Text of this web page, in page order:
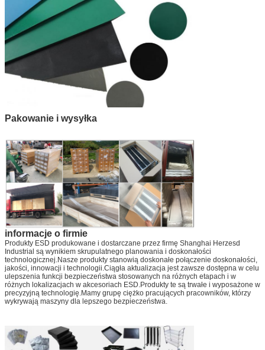
Pakowanie i wysyłka
informacje o firmie
Produkty ESD produkowane i dostarczane przez firmę Shanghai Herzesd
Industrial są wynikiem skrupulatnego planowania i doskonałości
technologicznej.Nasze produkty stanowią doskonałe połączenie doskonałości,
jakości, innowacji i technologii.Ciągła aktualizacja jest zawsze dostępna w celu
ulepszenia funkcji bezpieczeństwa stosowanych na różnych etapach i w
różnych lokalizacjach w akcesoriach ESD.Produkty te są trwałe i wyposażone w
precyzyjną technologię.Mamy grupę ciężko pracujących pracowników, którzy
wykrywają maszyny dla lepszego bezpieczeństwa.